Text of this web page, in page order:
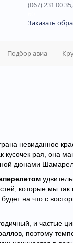
(067) 231 00
Заказать
Подбор авиа
невиданное
кусочек рая, она
дюнами
которые мы
на что с
и частые
поэтому